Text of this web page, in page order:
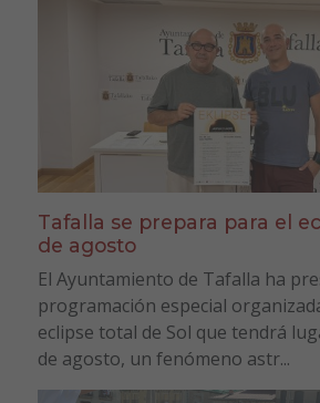
Tafalla se prepara para el
de agosto
El Ayuntamiento de Tafalla ha
programación especial
eclipse total de Sol que tendrá
de agosto, un fenómeno astr...